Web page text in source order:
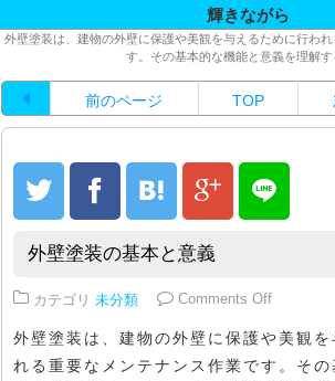
輝きながら
外壁塗装は、建物の外壁に保護や美観を与えるために行わ
す。その基本的な機能と意義を理解す
前のページ TOP
外壁塗装の基本と意義
カテゴリ 未分類 Comments Offon 外壁塗
外壁塗装は、建物の外壁に保護や美観
れる重要なメンテナンス作業です。そ